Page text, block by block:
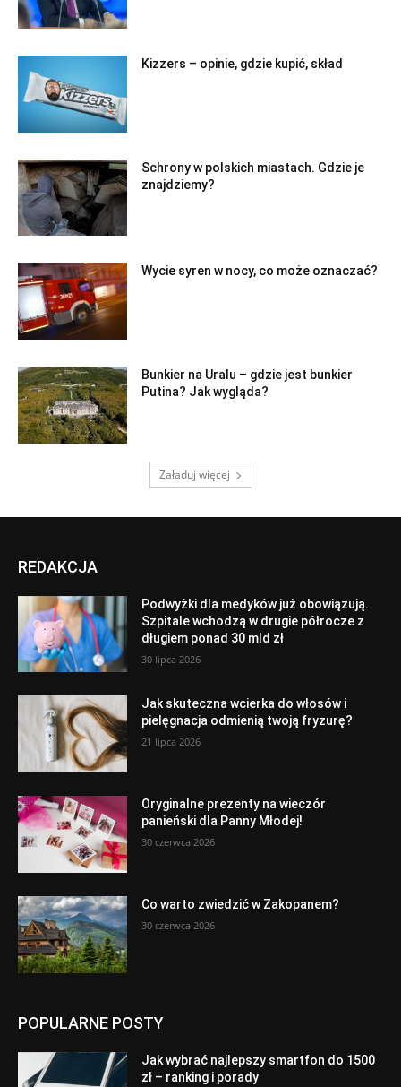
Kizzers – opinie, gdzie kupić, skład
Schrony w polskich miastach. Gdzie je
znajdziemy?
Wycie syren w nocy, co może oznaczać?
Bunkier na Uralu – gdzie jest bunkier
Putina? Jak wygląda?
Załaduj więcej
REDAKCJA
Podwyżki dla medyków już obowiązują.
Szpitale wchodzą w drugie półrocze z
długiem ponad 30 mld zł
30 lipca 2026
Jak skuteczna wcierka do włosów i
pielęgnacja odmienią twoją fryzurę?
21 lipca 2026
Oryginalne prezenty na wieczór
panieński dla Panny Młodej!
30 czerwca 2026
Co warto zwiedzić w Zakopanem?
30 czerwca 2026
POPULARNE POSTY
Jak wybrać najlepszy smartfon do 1500
zł – ranking i porady